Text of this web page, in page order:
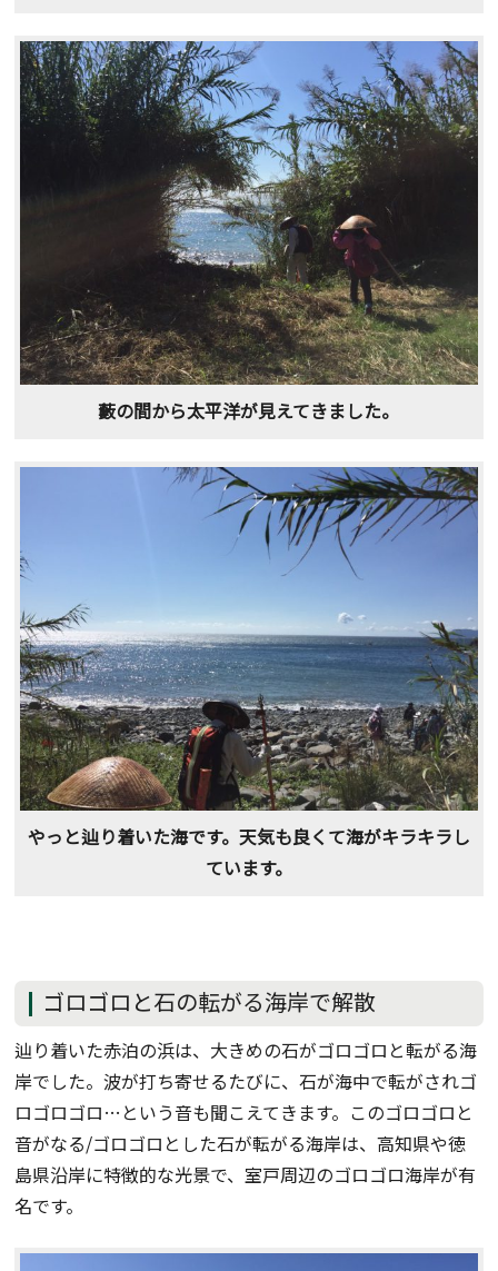
藪の間から太平洋が見えてきました。
やっと辿り着いた海です。天気も良くて海がキラキラし
ています。
ゴロゴロと石の転がる海岸で解散
辿り着いた赤泊の浜は、大きめの石がゴロゴロと転がる海
岸でした。波が打ち寄せるたびに、石が海中で転がされゴ
ロゴロゴロ…という音も聞こえてきます。このゴロゴロと
音がなる/ゴロゴロとした石が転がる海岸は、高知県や徳
島県沿岸に特徴的な光景で、室戸周辺のゴロゴロ海岸が有
名です。